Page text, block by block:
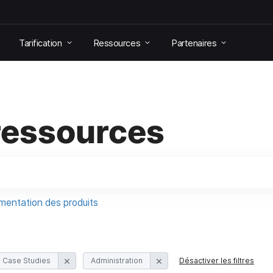
Tarification Ressources Partenaires
des produits
Case Studies Administration Désactiver les filtres